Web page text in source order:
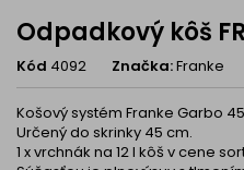
Odpadkový kôš
Kód 4092 Značka:Franke
Košový systém Franke Garbo
Určený do skrinky 45 cm.
1 x vrchnák na 12 l kôš v cene